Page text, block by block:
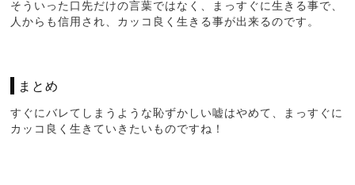
そういった口先だけの言葉ではなく、まっすぐに生きる事で、
人からも信用され、カッコ良く生きる事が出来るのです。
まとめ
すぐにバレてしまうような恥ずかしい嘘はやめて、まっすぐに
カッコ良く生きていきたいものですね！